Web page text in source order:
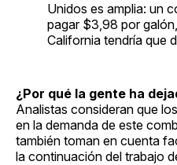
Unidos es amplia: un
pagar $3,98 por
California tendría que
¿Por qué la gente ha
Analistas consideran que
en la demanda de este
también toman en cuenta
la continuación del trabajo